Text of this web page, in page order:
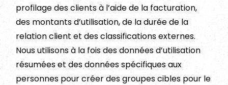
profilage des clients à l’aide de la facturation,
des montants d’utilisation, de la durée de la
relation client et des classifications externes.
Nous utilisons à la fois des données d’utilisation
résumées et des données spécifiques aux
personnes pour créer des groupes cibles pour le